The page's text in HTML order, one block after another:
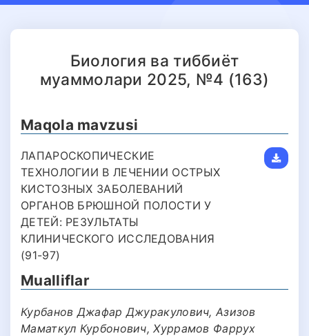
Биология ва тиббиёт
муаммолари 2025, №4 (163)
Maqola mavzusi
ЛАПАРОСКОПИЧЕСКИЕ
ТЕХНОЛОГИИ В ЛЕЧЕНИИ ОСТРЫХ
КИСТОЗНЫХ ЗАБОЛЕВАНИЙ
ОРГАНОВ БРЮШНОЙ ПОЛОСТИ У
ДЕТЕЙ: РЕЗУЛЬТАТЫ
КЛИНИЧЕСКОГО ИССЛЕДОВАНИЯ
(91-97)
Mualliflar
Курбанов Джафар Джуракулович, Азизов
Маматкул Курбонович, Хуррамов Фаррух